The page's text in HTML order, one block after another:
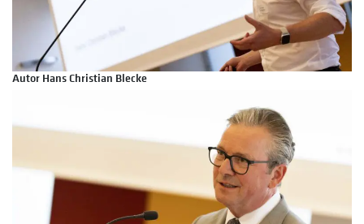
Autor Hans Christian Blecke